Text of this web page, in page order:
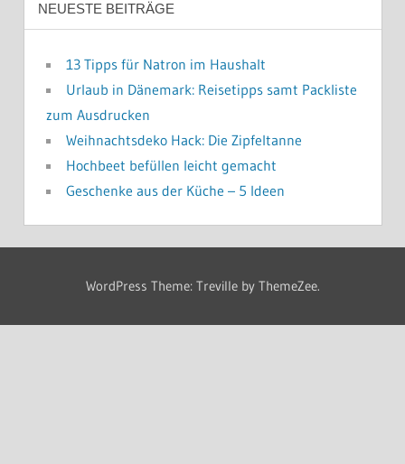
NEUESTE BEITRÄGE
13 Tipps für Natron im Haushalt
Urlaub in Dänemark: Reisetipps samt Packliste
zum Ausdrucken
Weihnachtsdeko Hack: Die Zipfeltanne
Hochbeet befüllen leicht gemacht
Geschenke aus der Küche – 5 Ideen
WordPress Theme: Treville by ThemeZee.